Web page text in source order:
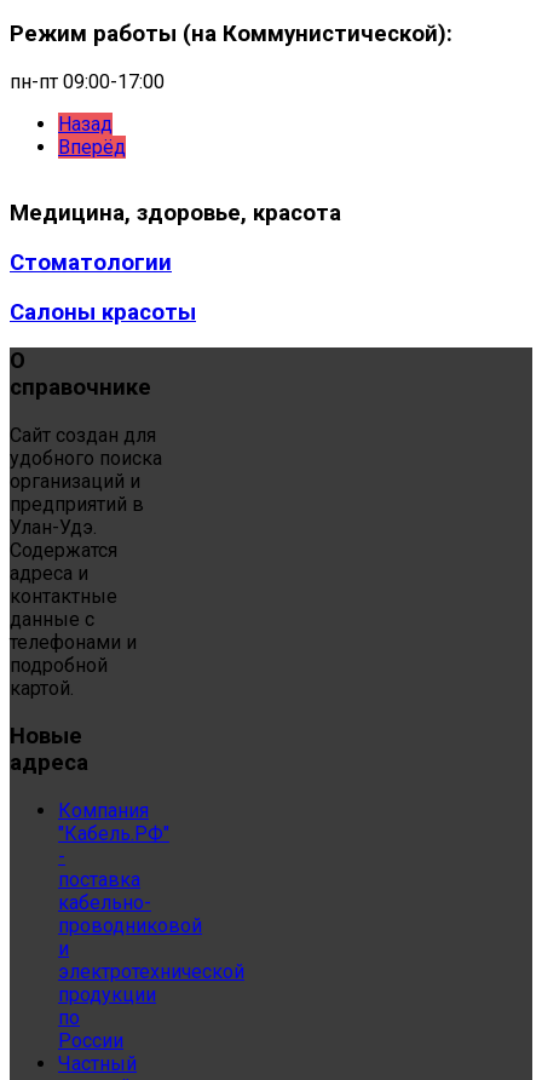
Режим работы (на Коммунистической):
пн-пт 09:00-17:00
Назад
Вперёд
Медицина, здоровье, красота
Стоматологии
Салоны красоты
О
справочнике
Сайт создан для
удобного поиска
организаций и
предприятий в
Улан-Удэ.
Содержатся
адреса и
контактные
данные с
телефонами и
подробной
картой.
Новые
адреса
Компания
"Кабель.РФ"
-
поставка
кабельно-
проводниковой
и
электротехнической
продукции
по
России
Частный